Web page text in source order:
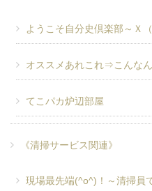
ようこそ自分史倶楽部～Ｘ
オススメあれこれ⇒こんな
てこパカ炉辺部屋
《清掃サービス関連》
現場最先端(^o^)！～清掃員